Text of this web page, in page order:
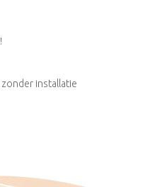
installatie